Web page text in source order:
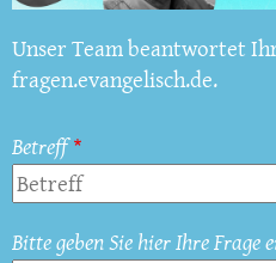
Unser Team beantwortet
fragen.evangelisch.de.
Betreff
Bitte geben Sie hier Ihre Frage